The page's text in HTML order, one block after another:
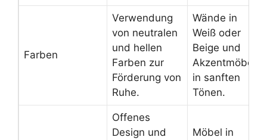
Farben
Verwendung
von neutralen
und hellen
Farben zur
Förderung von
Ruhe.
Wände in
Weiß oder
Beige und
Akzentmöbel
in sanften
Tönen.
Offenes
Design und
Möbel in